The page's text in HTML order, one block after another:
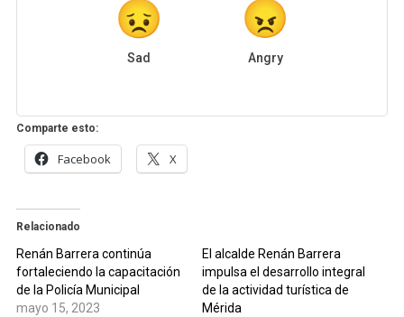
Sad Angry
Comparte esto:
Facebook X
Relacionado
Renán Barrera continúa
fortaleciendo la capacitación
de la Policía Municipal
mayo 15, 2023
El alcalde Renán Barrera
impulsa el desarrollo integral
de la actividad turística de
Mérida